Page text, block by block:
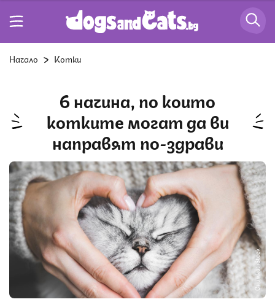
Начало Котки
6 начина, по които
котките могат да ви
направят по-здрави
Снимка: iStock